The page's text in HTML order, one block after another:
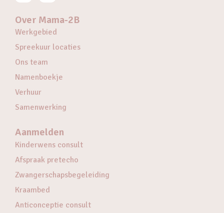
Over Mama-2B
Werkgebied
Spreekuur locaties
Ons team
Namenboekje
Verhuur
Samenwerking
Aanmelden
Kinderwens consult
Afspraak pretecho
Zwangerschapsbegeleiding
Kraambed
Anticonceptie consult